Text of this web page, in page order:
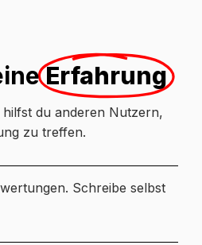
Erfahrung
du anderen Nutzern,
zu treffen.
Schreibe selbst